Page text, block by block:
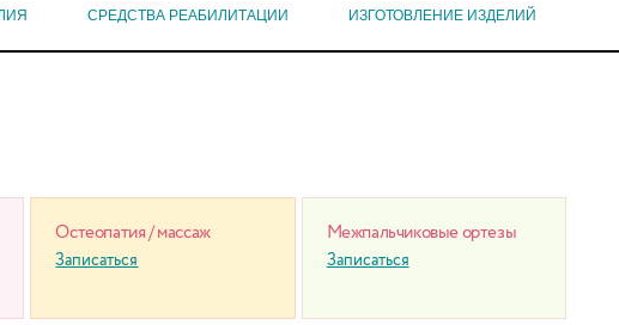
СРЕДСТВА РЕАБИЛИТАЦИИ ИЗГОТОВЛЕНИЕ ИЗДЕЛИЙ
Остеопатия / массаж
Записаться
Межпальчиковые ортезы
Записаться